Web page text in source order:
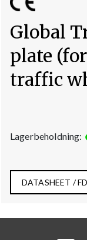
Global
plate (for
traffic
Lagerbeholdning:
DATASHEET /